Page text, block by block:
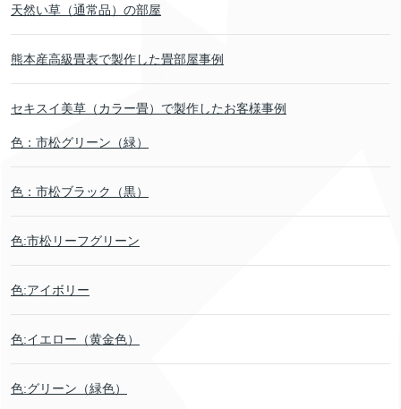
天然い草（通常品）の部屋
熊本産高級畳表で製作した畳部屋事例
セキスイ美草（カラー畳）で製作したお客様事例
色：市松グリーン（緑）
色：市松ブラック（黒）
色:市松リーフグリーン
色:アイボリー
色:イエロー（黄金色）
色:グリーン（緑色）